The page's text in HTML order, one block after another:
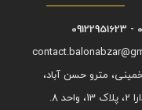
مترو حسن آباد،
8.